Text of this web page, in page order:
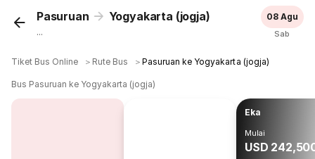
Pasuruan Yogyakarta (jogja)
...
08 Agu
Sab
Tiket Bus Online ＞ Rute Bus ＞Pasuruan ke Yogyakarta (jogja)
Bus Pasuruan ke Yogyakarta (jogja)
Eka
Mulai
USD